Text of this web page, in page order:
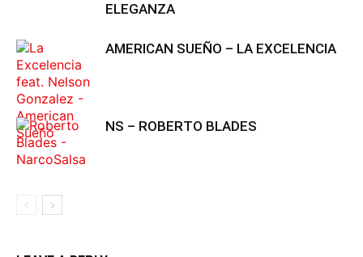
ELEGANZA
AMERICAN SUEÑO – LA EXCELENCIA
NS – ROBERTO BLADES